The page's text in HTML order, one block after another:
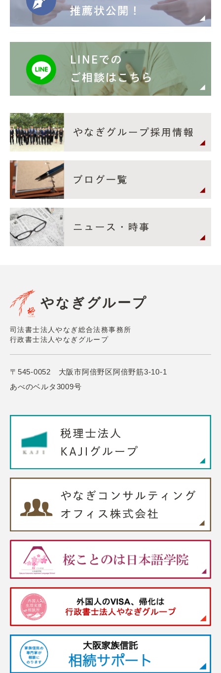
やなぎグループ
司法書士法人やなぎ総合法務事務所
行政書士法人やなぎグループ
〒545-0052 大阪市阿倍野区阿倍野筋3-10-1
あべのベルタ3009号